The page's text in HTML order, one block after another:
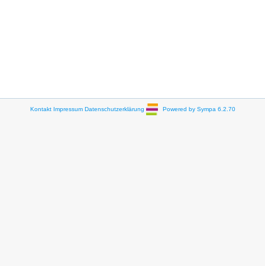
Kontakt Impressum Datenschutzerklärung Powered by Sympa 6.2.70